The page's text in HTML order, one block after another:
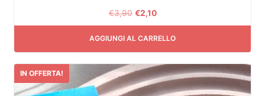
€3,90 €2,10
AGGIUNGI AL CARRELLO
IN OFFERTA!